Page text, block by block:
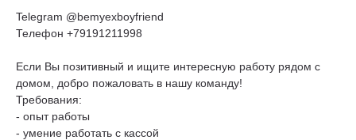
Telegram @bemyexboyfriend
Телефон +79191211998
Если Вы позитивный и ищите интересную работу рядом с
домом, добро пожаловать в нашу команду!
Требования:
- опыт работы
- умение работать с кассой